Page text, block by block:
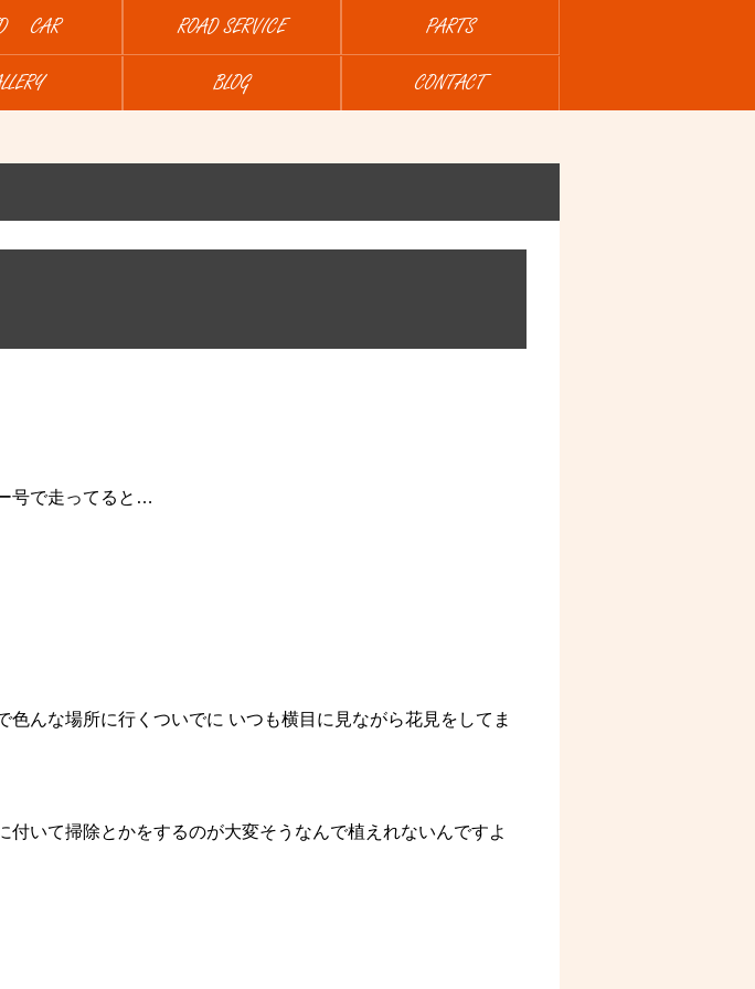
CAR ROAD SERVICE PARTS
BLOG CONTACT
号で走ってると…
んな場所に行くついでに いつも横目に見ながら花見をしてま
いて掃除とかをするのが大変そうなんで植えれないんですよ